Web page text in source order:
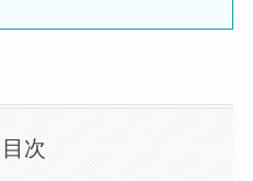
目次